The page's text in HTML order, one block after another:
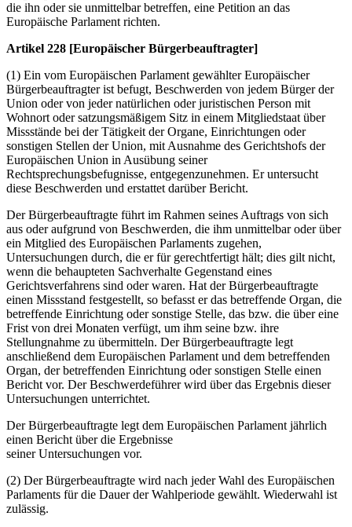
die ihn oder sie unmittelbar betreffen, eine Petition an das
Europäische Parlament richten.
Artikel 228 [Europäischer Bürgerbeauftragter]
(1) Ein vom Europäischen Parlament gewählter Europäischer
Bürgerbeauftragter ist befugt, Beschwerden von jedem Bürger der
Union oder von jeder natürlichen oder juristischen Person mit
Wohnort oder satzungsmäßigem Sitz in einem Mitgliedstaat über
Missstände bei der Tätigkeit der Organe, Einrichtungen oder
sonstigen Stellen der Union, mit Ausnahme des Gerichtshofs der
Europäischen Union in Ausübung seiner
Rechtsprechungsbefugnisse, entgegenzunehmen. Er untersucht
diese Beschwerden und erstattet darüber Bericht.
Der Bürgerbeauftragte führt im Rahmen seines Auftrags von sich
aus oder aufgrund von Beschwerden, die ihm unmittelbar oder über
ein Mitglied des Europäischen Parlaments zugehen,
Untersuchungen durch, die er für gerechtfertigt hält; dies gilt nicht,
wenn die behaupteten Sachverhalte Gegenstand eines
Gerichtsverfahrens sind oder waren. Hat der Bürgerbeauftragte
einen Missstand festgestellt, so befasst er das betreffende Organ, die
betreffende Einrichtung oder sonstige Stelle, das bzw. die über eine
Frist von drei Monaten verfügt, um ihm seine bzw. ihre
Stellungnahme zu übermitteln. Der Bürgerbeauftragte legt
anschließend dem Europäischen Parlament und dem betreffenden
Organ, der betreffenden Einrichtung oder sonstigen Stelle einen
Bericht vor. Der Beschwerdeführer wird über das Ergebnis dieser
Untersuchungen unterrichtet.
Der Bürgerbeauftragte legt dem Europäischen Parlament jährlich
einen Bericht über die Ergebnisse
seiner Untersuchungen vor.
(2) Der Bürgerbeauftragte wird nach jeder Wahl des Europäischen
Parlaments für die Dauer der Wahlperiode gewählt. Wiederwahl ist
zulässig.